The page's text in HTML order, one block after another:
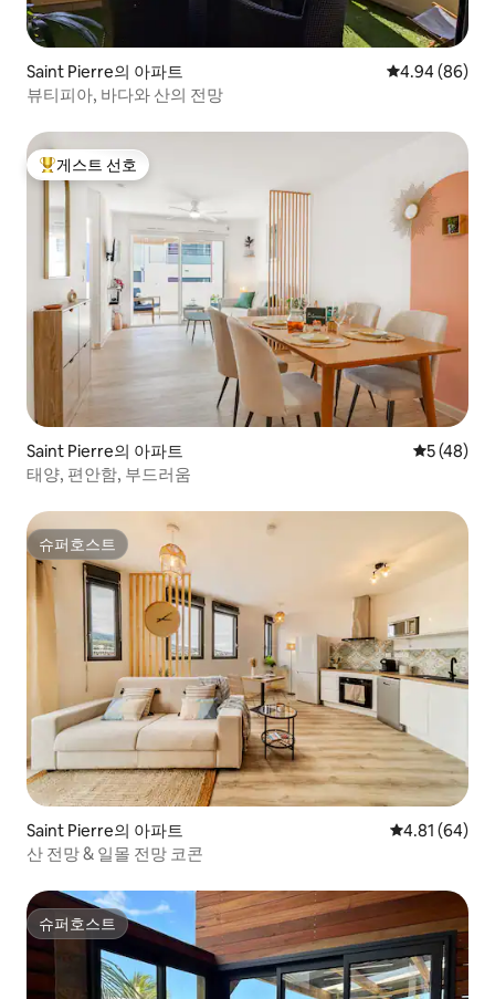
Saint Pierre의 아파트 평점 4.94점(5
4.94 (86)
뷰티피아, 바다와 산의 전망
상위 게스트 선호
게스트 선호
Saint Pierre의 아파트 평점 5점(5
5 (48)
태양, 편안함, 부드러움
슈퍼호스트
슈퍼호스트
Saint Pierre의 아파트 평점 4.81점(5
4.81 (64)
산 전망 & 일몰 전망 코콘
슈퍼호스트
슈퍼호스트